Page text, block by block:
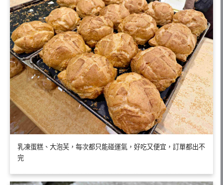
乳凍蛋糕、大泡芙，每次都只能碰運氣，好吃又便宜，訂單都出不
完